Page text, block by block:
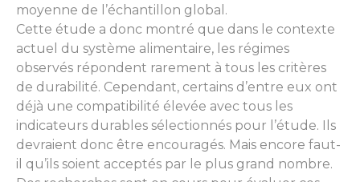
moyenne de l’échantillon global.
Cette étude a donc montré que dans le contexte
actuel du système alimentaire, les régimes
observés répondent rarement à tous les critères
de durabilité. Cependant, certains d’entre eux ont
déjà une compatibilité élevée avec tous les
indicateurs durables sélectionnés pour l’étude. Ils
devraient donc être encouragés. Mais encore faut-
il qu’ils soient acceptés par le plus grand nombre.